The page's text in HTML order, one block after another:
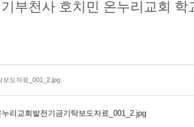
부천사 호치민 온누리교회 학
보도자료_001_2.jpg